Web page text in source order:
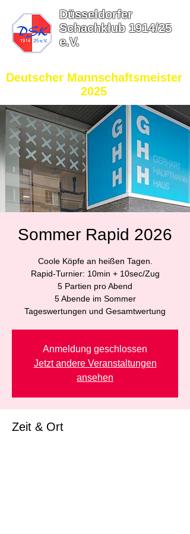
Düsseldorfer
Schachklub 1914/25
e.V.
​Deutscher Mannschaftsmeister
2025
Sommer Rapid 2026
Coole Köpfe an heißen Tagen.
Rapid-Turnier: 10min + 10sec/Zug
5 Partien pro Abend
5 Abende im Sommer
Tageswertungen und Gesamtwertung
Anmeldung geschlossen
Jetzt andere Veranstaltungen
ansehen
Zeit & Ort